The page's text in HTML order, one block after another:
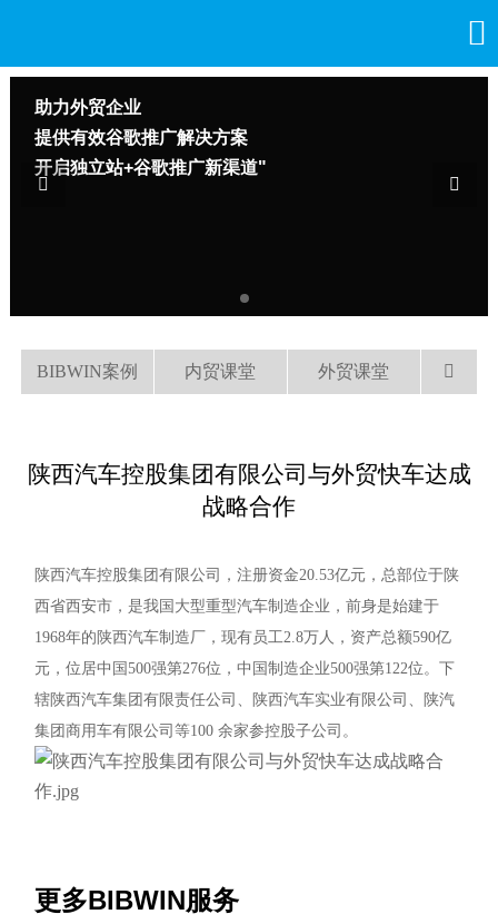

助力外贸企业
提供有效谷歌推广解决方案
开启独立站+谷歌推广新渠道"


BIBWIN案例 内贸课堂 外贸课堂 
陕西汽车控股集团有限公司与外贸快车达成
战略合作
陕西汽车控股集团有限公司，注册资金20.53亿元，总部位于陕
西省西安市，是我国大型重型汽车制造企业，前身是始建于
1968年的陕西汽车制造厂，现有员工2.8万人，资产总额590亿
元，位居中国500强第276位，中国制造企业500强第122位。下
辖陕西汽车集团有限责任公司、陕西汽车实业有限公司、陕汽
集团商用车有限公司等100 余家参控股子公司。
更多BIBWIN服务